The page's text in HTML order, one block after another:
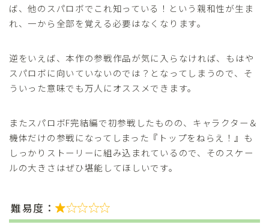
ば、他のスパロボでこれ知っている！という親和性が生ま
れ、一から全部を覚える必要はなくなります。
逆をいえば、本作の参戦作品が気に入らなければ、もはや
スパロボに向いていないのでは？となってしまうので、そ
ういった意味でも万人にオススメできます。
またスパロボF完結編で初参戦したものの、キャラクター＆
機体だけの参戦になってしまった『トップをねらえ！』も
しっかりストーリーに組み込まれているので、そのスケー
ルの大きさはぜひ堪能してほしいです。
難易度： 